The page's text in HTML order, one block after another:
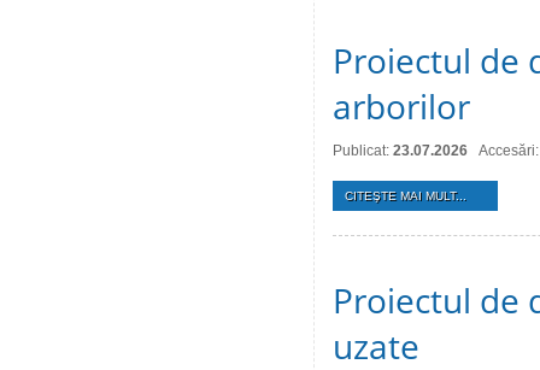
Proiectul de
arborilor
Publicat: 23.07.2026
CITEŞTE MAI MULT...
Proiectul de
uzate